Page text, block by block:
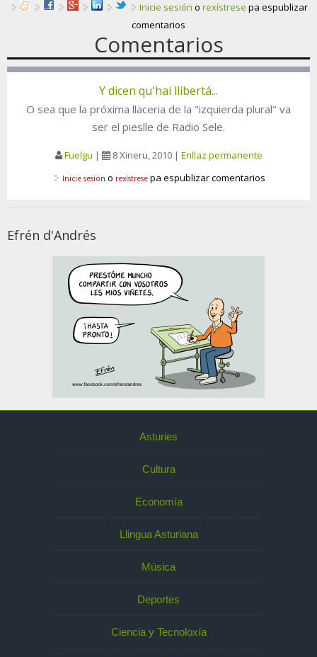
Inicie sesión o rexístrese pa espublizar
comentarios
Comentarios
Y dicen qu'hai llibertá...
O sea que la próxima llaceria de la "izquierda plural" va
ser el pieslle de Radio Sele.
Fuelgu | 8 Xineru, 2010| Enllaz permanente
Inicie sesión o rexístrese pa espublizar comentarios
Efrén d'Andrés
Asturies
Cultura
Economía
Llingua Asturiana
Música
Deportes
Ciencia y Tecnoloxía